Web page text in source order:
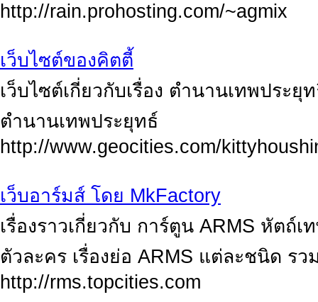
http://rain.prohosting.com/~agmix
เว็บไซต์ของคิตตี้
เว็บไซต์เกี่ยวกับเรื่อง ตำนานเทพประยุ
ตำนานเทพประยุทธ์
http://www.geocities.com/
เว็บอาร์มส์ โดย MkFactory
เรื่องราวเกี่ยวกับ การ์ตูน ARMS หัตถ์
ตัวละคร เรื่องย่อ ARMS แต่ละชนิด ร
http://rms.topcities.com